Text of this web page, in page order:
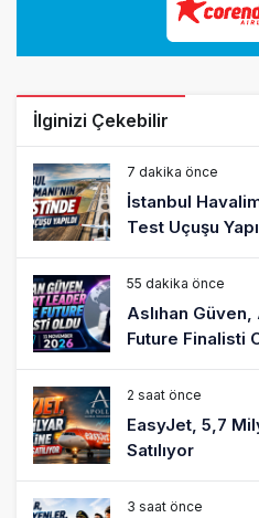
İlginizi Çekebilir
7 dakika önce
İstanbul
Test Uçuşu
55 dakika önce
Aslıhan
Future Finalisti
2 saat önce
EasyJet, 5,7
Satılıyor
3 saat önce